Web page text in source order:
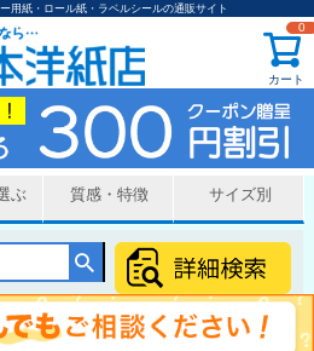
用紙・ロール紙・ラベルシールの通販サイト
カート
0
ぶ 質感・特徴 サイズ別